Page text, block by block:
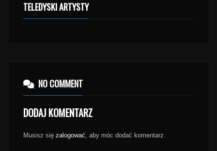
TELEDYSKI ARTYSTY
NO COMMENT
DODAJ KOMENTARZ
Musisz się zalogować, aby móc dodać komentarz.